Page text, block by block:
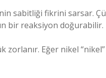
sabitliği fikrini sarsar.
bir reaksiyon doğurabilir.
Eğer nikel